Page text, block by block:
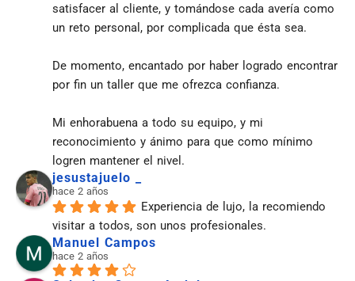
satisfacer al cliente, y tomándose cada avería como
un reto personal, por complicada que ésta sea.
De momento, encantado por haber logrado encontrar
por fin un taller que me ofrezca confianza.
Mi enhorabuena a todo su equipo, y mi
reconocimiento y ánimo para que como mínimo
logren mantener el nivel.
jesustajuelo _
hace 2 años
Experiencia de lujo, la recomiendo
visitar a todos, son unos profesionales.
Manuel Campos
hace 2 años